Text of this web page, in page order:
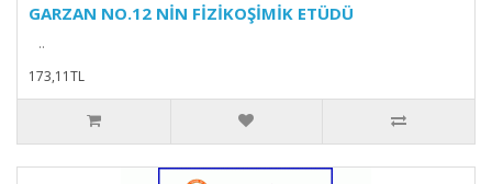
GARZAN NO.12 NİN FİZİKOŞİMİK ETÜDÜ
..
173,11TL